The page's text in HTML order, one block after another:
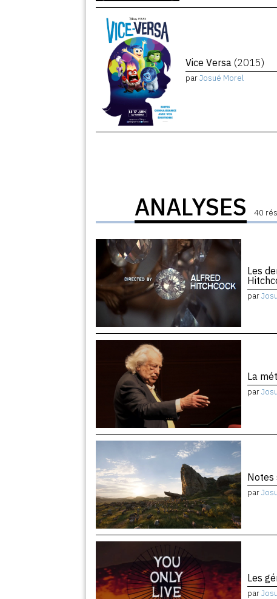
Vice Versa (2015)
parJosué Morel
ANALYSES 40
Les
par
La
par
Notes
par
Les
par